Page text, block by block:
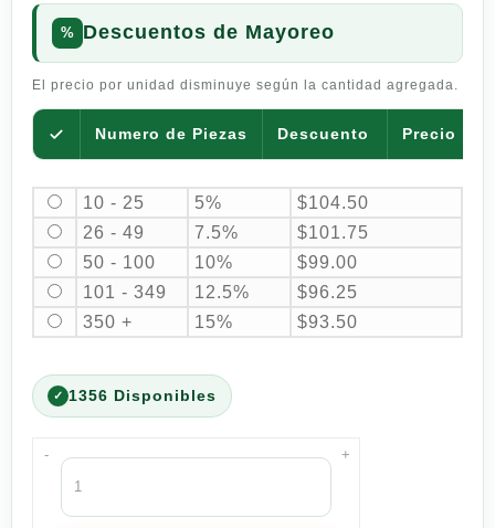
Descuentos de Mayoreo
El precio por unidad disminuye según la cantidad agregada.
Numero de Piezas Descuento Precio por
10 - 25 5% $104.50
26 - 49
7.5% $101.75
50 - 100
10% $99.00
101 - 349
12.5% $96.25
350 +
15% $93.50
1356 Disponibles
-
Aceite
de
Oliva
+